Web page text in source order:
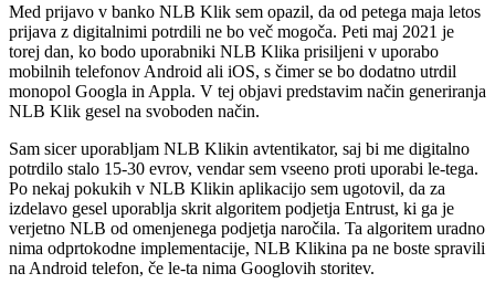
Med prijavo v banko NLB Klik sem opazil, da od petega maja letos
prijava z digitalnimi potrdili ne bo več mogoča. Peti maj 2021 je
torej dan, ko bodo uporabniki NLB Klika prisiljeni v uporabo
mobilnih telefonov Android ali iOS, s čimer se bo dodatno utrdil
monopol Googla in Appla. V tej objavi predstavim način generiranja
NLB Klik gesel na svoboden način.
Sam sicer uporabljam NLB Klikin avtentikator, saj bi me digitalno
potrdilo stalo 15-30 evrov, vendar sem vseeno proti uporabi le-tega.
Po nekaj pokukih v NLB Klikin aplikacijo sem ugotovil, da za
izdelavo gesel uporablja skrit algoritem podjetja Entrust, ki ga je
verjetno NLB od omenjenega podjetja naročila. Ta algoritem uradno
nima odprtokodne implementacije, NLB Klikina pa ne boste spravili
na Android telefon, če le-ta nima Googlovih storitev.